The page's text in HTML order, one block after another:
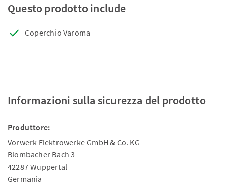
Questo prodotto include
Coperchio Varoma
Informazioni sulla sicurezza del prodotto
Produttore:
Vorwerk Elektrowerke GmbH & Co. KG
Blombacher Bach 3
42287 Wuppertal
Germania